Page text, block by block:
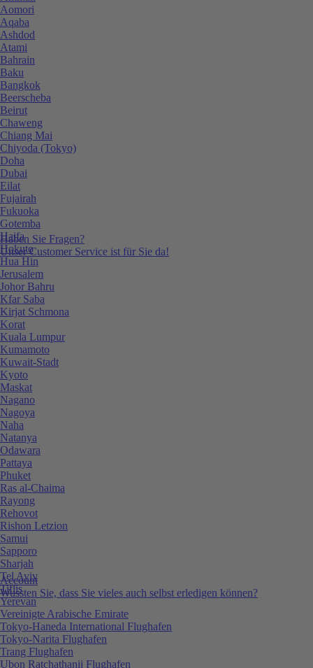
Haben Sie Fragen?
Unser Customer Service ist für Sie da!
Account
Wussten Sie, dass Sie vieles auch selbst erledigen können?
Aomori
Aqaba
Ashdod
Atami
Bahrain
Baku
Bangkok
Beerscheba
Beirut
Chaweng
Chiang Mai
Chiyoda (Tokyo)
Doha
Dubai
Eilat
Fujairah
Fukuoka
Gotemba
Haifa
Hokuto
Hua Hin
Jerusalem
Johor Bahru
Kfar Saba
Kirjat Schmona
Korat
Kuala Lumpur
Kumamoto
Kuwait-Stadt
Kyoto
Maskat
Nagano
Nagoya
Naha
Natanya
Odawara
Pattaya
Phuket
Ras al-Chaima
Rayong
Rehovot
Rishon Letzion
Samui
Sapporo
Sharjah
Tel Aviv
Tiflis
Yerevan
Vereinigte Arabische Emirate
Tokyo-Haneda International Flughafen
Tokyo-Narita Flughafen
Trang Flughafen
Ubon Ratchathanii Flughafen